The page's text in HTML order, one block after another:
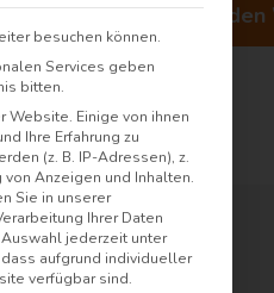
In
€ inkl. MwSt.
Versand ab 35€
in Germany
Jahre Garantie
besuchen können.
Services geben
bitten.
Website. Einige von ihnen
Ihre Erfahrung zu
(z. B. IP-Adressen), z.
Anzeigen und Inhalten.
Sie in unserer
Ihrer Daten
jederzeit unter
aufgrund individueller
verfügbar sind.